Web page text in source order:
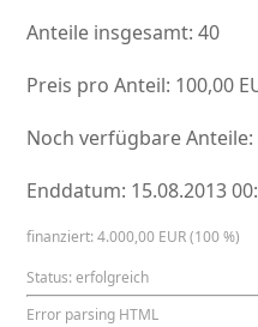
Anteile insgesamt: 40
Preis pro Anteil: 100,00
Noch verfügbare Anteile:
Enddatum: 15.08.2013
finanziert: 4.000,00 EUR (100 %)
Status: erfolgreich
Error parsing HTML